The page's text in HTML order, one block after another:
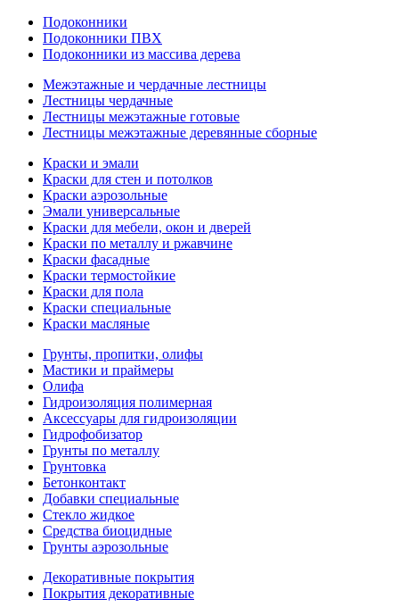
Подоконники
Подоконники ПВХ
Подоконники из массива дерева
Межэтажные и чердачные лестницы
Лестницы чердачные
Лестницы межэтажные готовые
Лестницы межэтажные деревянные сборные
Краски и эмали
Краски для стен и потолков
Краски аэрозольные
Эмали универсальные
Краски для мебели, окон и дверей
Краски по металлу и ржавчине
Краски фасадные
Краски термостойкие
Краски для пола
Краски специальные
Краски масляные
Грунты, пропитки, олифы
Мастики и праймеры
Олифа
Гидроизоляция полимерная
Аксессуары для гидроизоляции
Гидрофобизатор
Грунты по металлу
Грунтовка
Бетонконтакт
Добавки специальные
Стекло жидкое
Средства биоцидные
Грунты аэрозольные
Декоративные покрытия
Покрытия декоративные